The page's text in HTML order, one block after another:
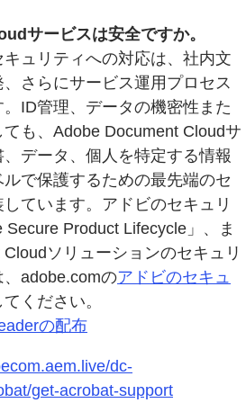
サービスは安全ですか。
ュリティへの対応は、社内文
さらにサービス運用プロセス
ID管理、データの機密性また
も、Adobe Document Cloudサ
データ、個人を特定する情報
で保護するための最先端のセ
ています。アドビのセキュリ
Product Lifecycle」、ま
ソリューションのセキュリ
adobe.comのアドビのセキュ
ください。
の配布
dc-
get-acrobat-support